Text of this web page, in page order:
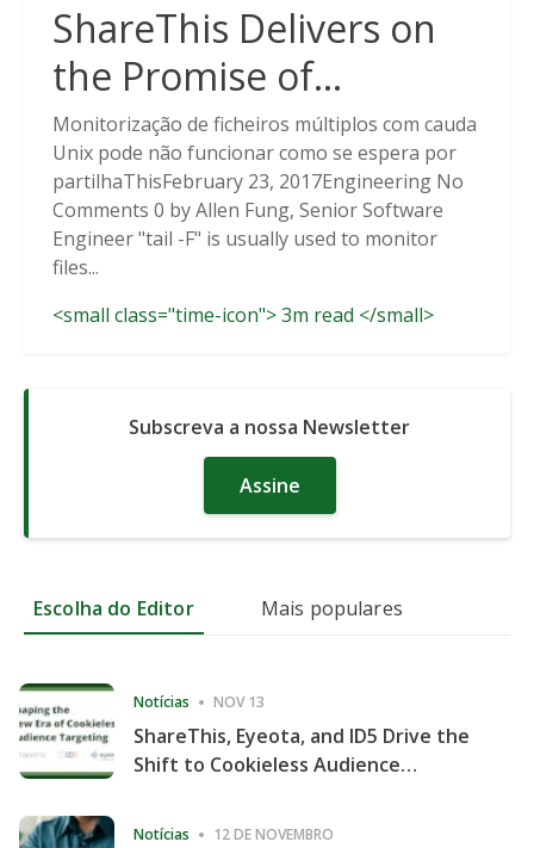
ShareThis Delivers on
the Promise of
Cookieless Data
Solutions
Monitorização de ficheiros múltiplos com cauda
Unix pode não funcionar como se espera por
partilhaThisFebruary 23, 2017Engineering No
Comments 0 by Allen Fung, Senior Software
Engineer "tail -F" is usually used to monitor
files...
<small class="time-icon"> 3m read </small>
Subscreva a nossa Newsletter
Assine
Escolha do Editor Mais populares
Notícias NOV 13
ShareThis, Eyeota, and ID5 Drive the
Shift to Cookieless Audience
Notícias 12 DE NOVEMBRO